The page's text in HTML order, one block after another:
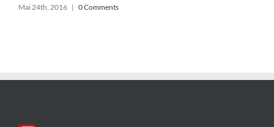
Mai 24th, 2016 | 0 Comments